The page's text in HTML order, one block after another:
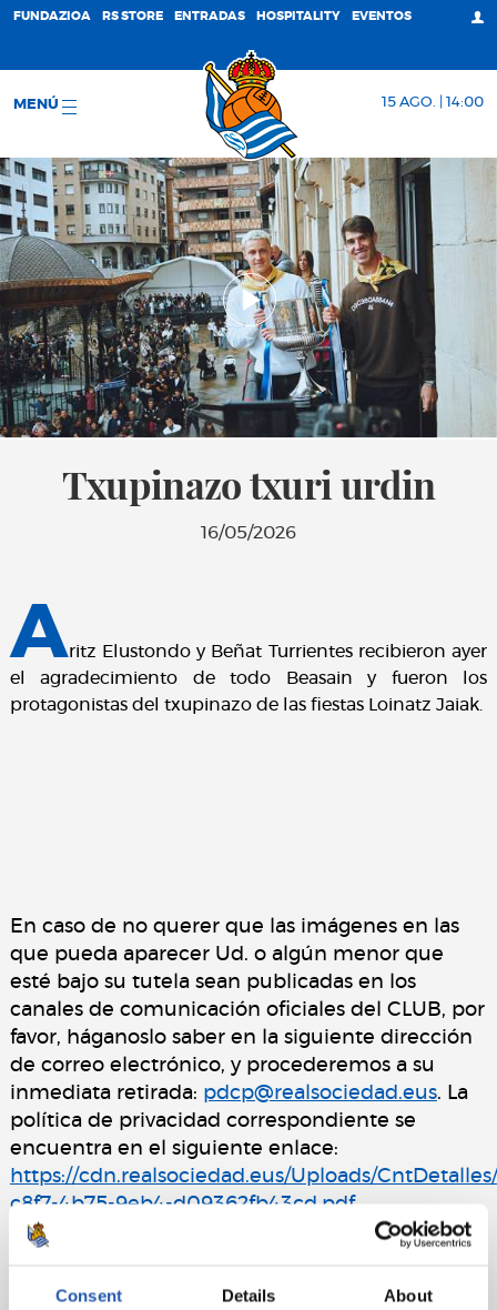
Consent Details About
FUNDAZIOA RS STORE ENTRADAS HOSPITALITY EVENTOS
MENÚ 15 AGO. | 14:00
Txupinazo txuri urdin
16/05/2026
Aritz Elustondo y Beñat Turrientes recibieron ayer
el agradecimiento de todo Beasain y fueron los
protagonistas del txupinazo de las fiestas Loinatz Jaiak.
En caso de no querer que las imágenes en las
que pueda aparecer Ud. o algún menor que
esté bajo su tutela sean publicadas en los
canales de comunicación oficiales del CLUB, por
favor, háganoslo saber en la siguiente dirección
de correo electrónico, y procederemos a su
inmediata retirada: pdcp@realsociedad.eus. La
política de privacidad correspondiente se
encuentra en el siguiente enlace:
https://cdn.realsociedad.eus/Uploads/
c8f7-4b75-9eb4-d09362fb43cd.pdf